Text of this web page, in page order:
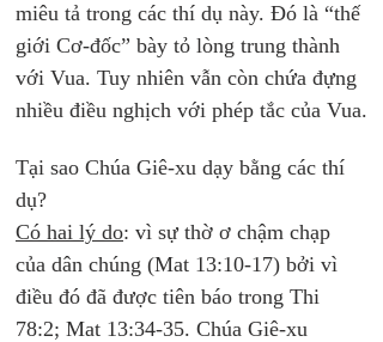
miêu tả trong các thí dụ này. Đó là “thế
giới Cơ-đốc” bày tỏ lòng trung thành
với Vua. Tuy nhiên vẫn còn chứa đựng
nhiều điều nghịch với phép tắc của Vua.
Tại sao Chúa Giê-xu dạy bằng các thí
dụ?
Có hai lý do: vì sự thờ ơ chậm chạp
của dân chúng (Mat 13:10-17) bởi vì
điều đó đã được tiên báo trong Thi
78:2; Mat 13:34-35. Chúa Giê-xu